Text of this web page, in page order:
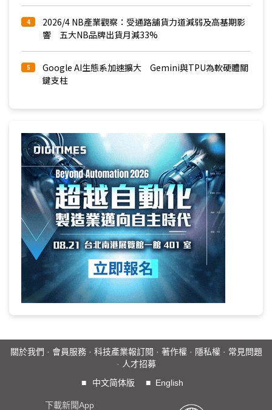
4
2026/4 NB產業觀察：受通路舖貨力道減弱及高基期影
響 五大NB品牌出貨月減33%
5
Google AI生態系加速擴大 Gemini與TPU為軟硬體關
鍵支柱
關於我們 · 會員服務· 科技產業報訂閱 · 著作權· 隱私權· 常見問題
· 人才招募
■
中文简体版 ■ English
下載新聞App